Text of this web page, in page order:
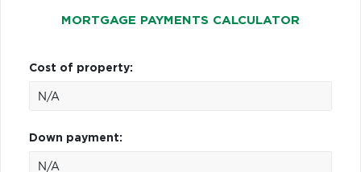
MORTGAGE PAYMENTS CALCULATOR
Cost of property:
Down payment: